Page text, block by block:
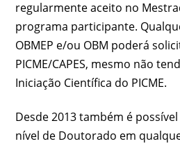
regularmente aceito no
programa participante.
OBMEP e/ou OBM poderá
PICME/CAPES, mesmo não
Iniciação Científica do PICME.
Desde 2013 também é
nível de Doutorado em